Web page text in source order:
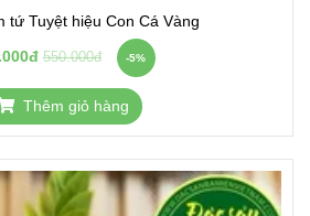
tứ Tuyệt hiệu Con Cá Vàng
550.000đ -5%
Thêm giỏ hàng